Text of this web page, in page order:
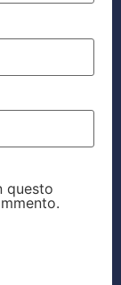
questo